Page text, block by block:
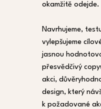
okamžitě odejde.
Navrhujeme,
vylepšujeme
jasnou
přesvědčivý
akci,
design, který
k požadované